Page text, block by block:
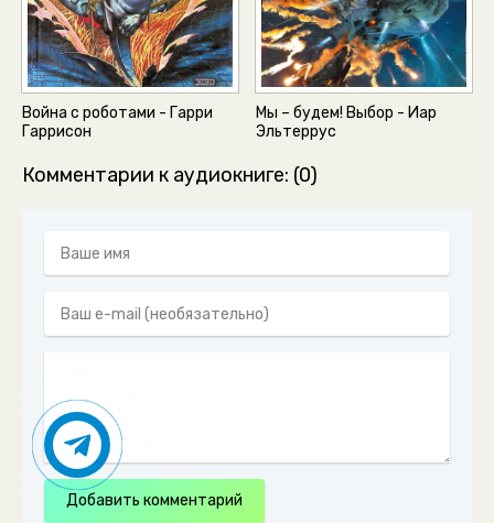
Война с роботами - Гарри
Гаррисон
Мы – будем! Выбор - Иар
Эльтеррус
Комментарии к аудиокниге: (0)
Добавить комментарий